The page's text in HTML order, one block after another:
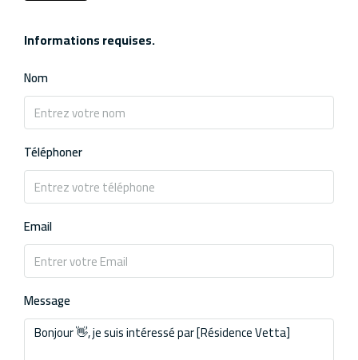
Informations requises.
Nom
Téléphoner
Email
Message